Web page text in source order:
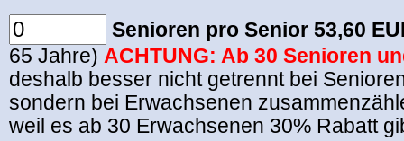
Senioren pro Senior 53,60
65 Jahre) ACHTUNG: Ab 30 Senioren
deshalb besser nicht getrennt bei
sondern bei Erwachsenen
weil es ab 30 Erwachsenen 30% Rabatt